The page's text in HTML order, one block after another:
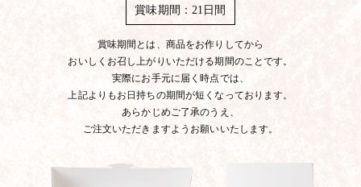
賞味期間：21日間
賞味期間とは、商品をお作りしてから
おいしくお召し上がりいただける期間のことです。
実際にお手元に届く時点では、
上記よりもお日持ちの期間が短くなっております。
あらかじめご了承のうえ、
ご注文いただきますようお願いいたします。